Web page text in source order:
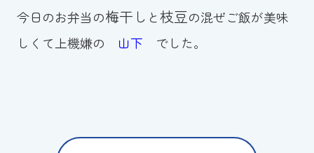
今日のお弁当の梅干し と枝豆の混ぜご飯が美味
しくて上機嫌の 山下 でした。